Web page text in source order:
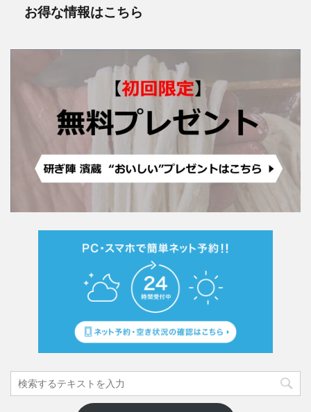
お得な情報はこちら